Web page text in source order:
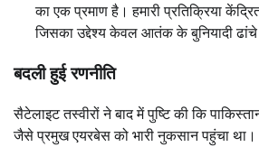
का एक प्रमाण है। हमारी प्रतिक्रिया
जिसका उद्देश्य केवल आतंक के बुनियादी
बदली हुई रणनीति
सैटेलाइट तस्वीरों ने बाद में पुष्टि की कि
जैसे प्रमुख एयरबेस को भारी नुकसान पहुंचा था।